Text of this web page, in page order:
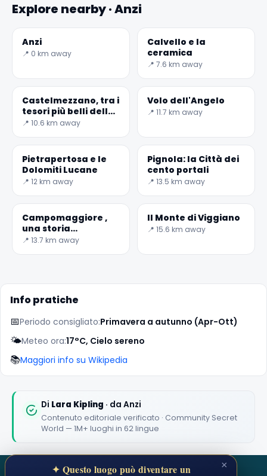
Explore nearby · Anzi
Anzi
📍 0 km away
Calvello e la
ceramica
📍 7.6 km away
Castelmezzano, tra i
tesori più belli della
Basilicata
📍 10.6 km away
Volo dell'Angelo
📍 11.7 km away
Pietrapertosa e le
Dolomiti Lucane
📍 12 km away
Pignola: la Città dei
cento portali
📍 13.5 km away
Campomaggiore ,
una storia
affascinante
📍 13.7 km away
Il Monte di Viggiano
📍 15.6 km away
Info pratiche
📅Periodo consigliato:Primavera a autunno (Apr-Ott)
🌤️Meteo ora:17°C, Cielo sereno
📚Maggiori info su Wikipedia
Di Lara Kipling · da Anzi
Contenuto editoriale verificato · Community Secret
World — 1M+ luoghi in 62 lingue
×
✦ Questo luogo può diventare un